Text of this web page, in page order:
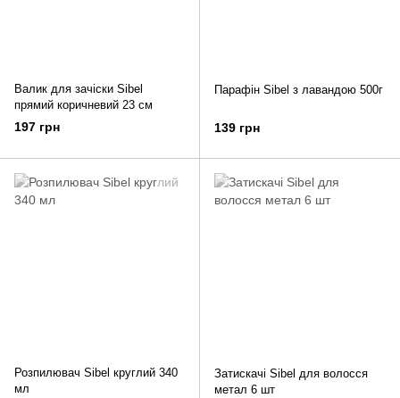
Валик для зачіски Sibel
прямий коричневий 23 см
197 грн
Парафін Sibel з лавандою 500г
139 грн
Розпилювач Sibel круглий 340
мл
Затискачі Sibel для волосся
метал 6 шт